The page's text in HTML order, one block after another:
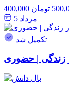
تومان
مرداد 5
تکمیل شد